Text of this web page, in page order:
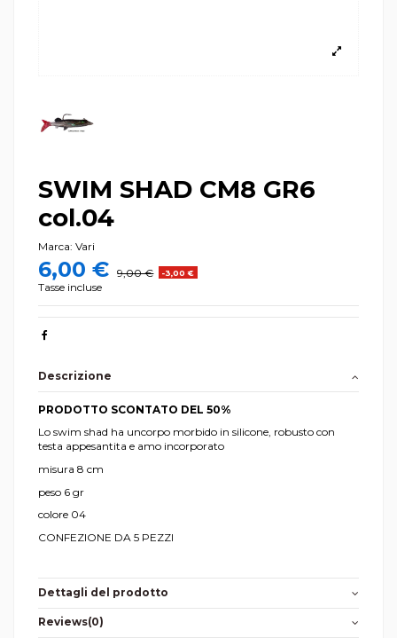
SWIM SHAD CM8 GR6
col.04
Marca: Vari
6,00 € 9,00 € -3,00 €
Tasse incluse
Descrizione
PRODOTTO SCONTATO DEL 50%
Lo swim shad ha uncorpo morbido in silicone, robusto con
testa appesantita e amo incorporato
misura 8 cm
peso 6 gr
colore 04
CONFEZIONE DA 5 PEZZI
Dettagli del prodotto
Reviews(0)